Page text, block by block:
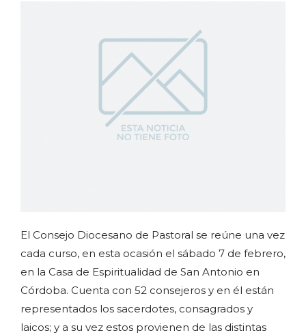
El Consejo Diocesano de Pastoral se reúne una vez
cada curso, en esta ocasión el sábado 7 de febrero,
en la Casa de Espiritualidad de San Antonio en
Córdoba. Cuenta con 52 consejeros y en él están
representados los sacerdotes, consagrados y
laicos; y a su vez estos provienen de las distintas